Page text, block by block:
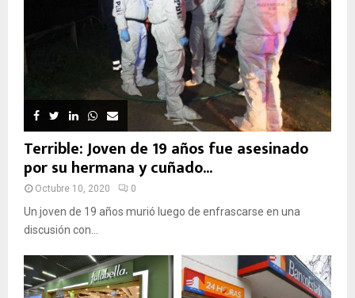
Terrible: Joven de 19 años fue asesinado
por su hermana y cuñado...
Octubre 10, 2020 0
Un joven de 19 años murió luego de enfrascarse en una
discusión con...